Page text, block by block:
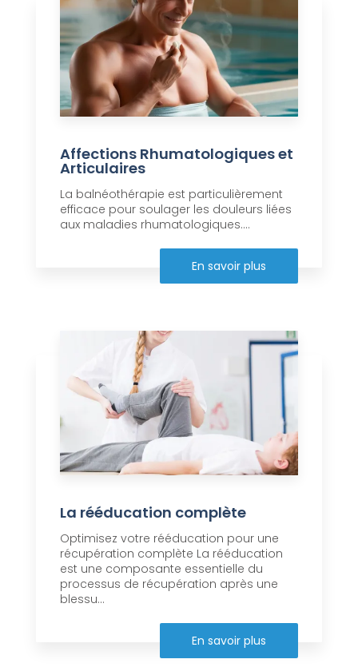
Affections Rhumatologiques et
Articulaires
La balnéothérapie est particulièrement
efficace pour soulager les douleurs liées
aux maladies rhumatologiques....
En savoir plus
La rééducation complète
Optimisez votre rééducation pour une
récupération complète La rééducation
est une composante essentielle du
processus de récupération après une
blessu...
En savoir plus